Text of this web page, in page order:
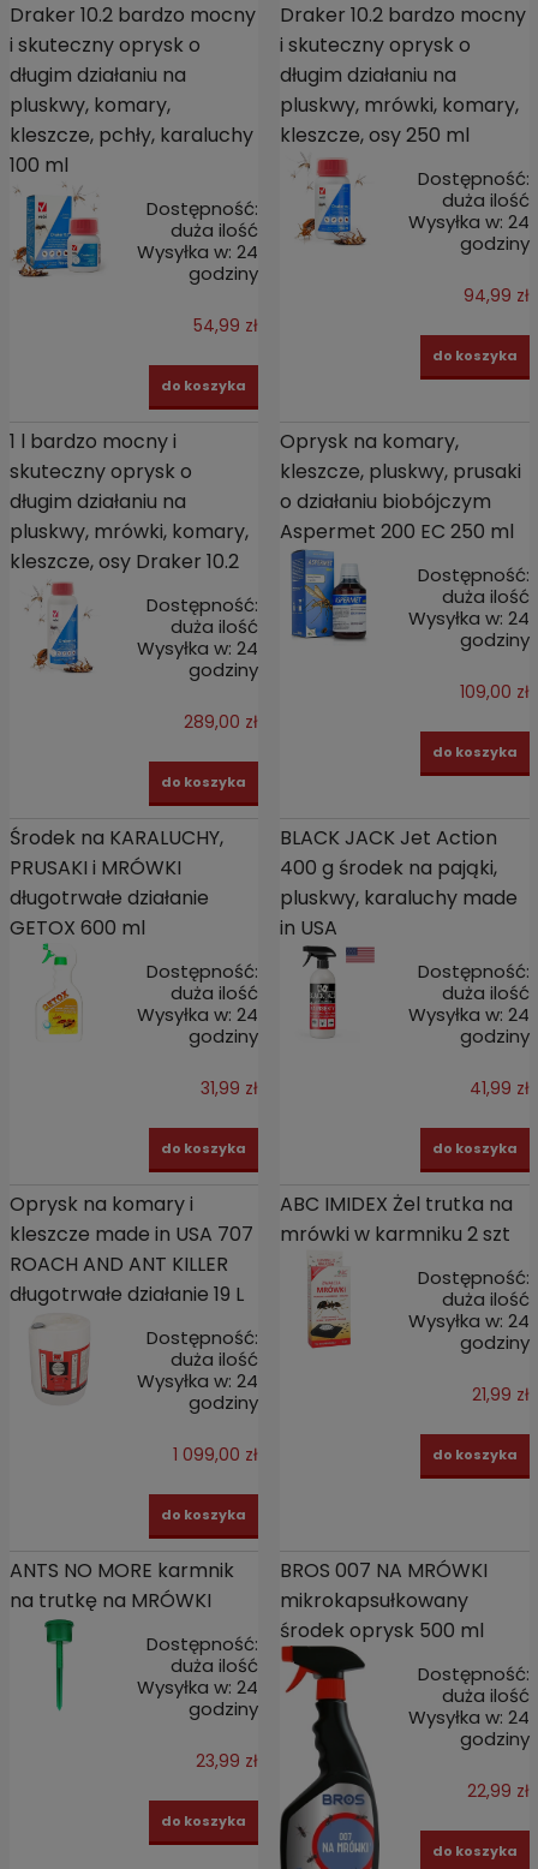
Draker 10.2 bardzo mocny
i skuteczny oprysk o
długim działaniu na
pluskwy, komary,
kleszcze, pchły, karaluchy
100 ml
Dostępność:
duża ilość
Wysyłka w: 24
godziny
54,99 zł
do koszyka
Draker 10.2 bardzo mocny
i skuteczny oprysk o
długim działaniu na
pluskwy, mrówki, komary,
kleszcze, osy 250 ml
Dostępność:
duża ilość
Wysyłka w: 24
godziny
94,99 zł
do koszyka
1 l bardzo mocny i
skuteczny oprysk o
długim działaniu na
pluskwy, mrówki, komary,
kleszcze, osy Draker 10.2
Dostępność:
duża ilość
Wysyłka w: 24
godziny
289,00 zł
do koszyka
Oprysk na komary,
kleszcze, pluskwy, prusaki
o działaniu biobójczym
Aspermet 200 EC 250 ml
Dostępność:
duża ilość
Wysyłka w: 24
godziny
109,00 zł
do koszyka
Środek na KARALUCHY,
PRUSAKI i MRÓWKI
długotrwałe działanie
GETOX 600 ml
Dostępność:
duża ilość
Wysyłka w: 24
godziny
31,99 zł
do koszyka
BLACK JACK Jet Action
400 g środek na pająki,
pluskwy, karaluchy made
in USA
Dostępność:
duża ilość
Wysyłka w: 24
godziny
41,99 zł
do koszyka
Oprysk na komary i
kleszcze made in USA 707
ROACH AND ANT KILLER
długotrwałe działanie 19 L
Dostępność:
duża ilość
Wysyłka w: 24
godziny
1 099,00 zł
do koszyka
ABC IMIDEX Żel trutka na
mrówki w karmniku 2 szt
Dostępność:
duża ilość
Wysyłka w: 24
godziny
21,99 zł
do koszyka
ANTS NO MORE karmnik
na trutkę na MRÓWKI
Dostępność:
duża ilość
Wysyłka w: 24
godziny
23,99 zł
do koszyka
BROS 007 NA MRÓWKI
mikrokapsułkowany
środek oprysk 500 ml
Dostępność:
duża ilość
Wysyłka w: 24
godziny
22,99 zł
do koszyka